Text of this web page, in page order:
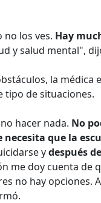
no los ves. Hay
y salud mental",
la médica
tipo de situaciones.
hacer nada. No
que la
ydespués
me doy cuenta de
no hay opciones.